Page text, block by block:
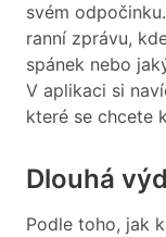
svém
ranní zprávu,
spánek nebo
V aplikaci si
které se chcete
Dlouhá
Podle toho, jak